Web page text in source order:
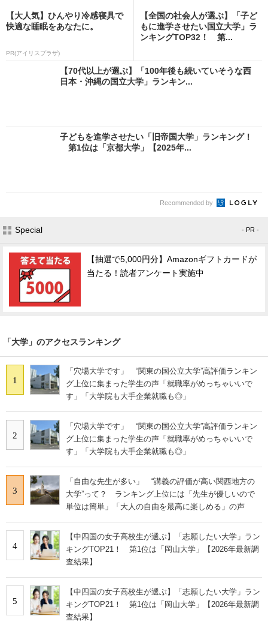
【大人気】ひんやり冷感寝具で
快適な睡眠をあなたに。
PR(アイリスプラザ)
【全国の社会人が選ぶ】「子ど
もに進学させたい国立大学」ラ
ンキングTOP32！ 第...
【70代以上が選ぶ】「100年後も続いていそうな西
日本・沖縄の国立大学」ランキン...
子どもを進学させたい「旧帝国大学」ランキング！
第1位は「京都大学」【2025年...
Recommended by
Special - PR -
【抽選で5,000円分】Amazonギフトカードが
当たる！読者アンケート実施中
「大学」のアクセスランキング
1
「穴場大学です」 “関東の国公立大学”高評価ランキン
グ上位に集まった学生の声「就職率がめっちゃいいで
す」「大学院も大手企業就職も◎」
2
「穴場大学です」 “関東の国公立大学”高評価ランキン
グ上位に集まった学生の声「就職率がめっちゃいいで
す」「大学院も大手企業就職も◎」
3
「自由な先生が多い」 “講義の評価が高い関西地方の
大学”って？ ランキング上位には「先生が優しいので
単位は簡単」「大人の自由を最高に楽しめる」の声
4
【中四国の女子高校生が選ぶ】「志願したい大学」ラン
キングTOP21！ 第1位は「岡山大学」【2026年最新調
査結果】
5
【中四国の女子高校生が選ぶ】「志願したい大学」ラン
キングTOP21！ 第1位は「岡山大学」【2026年最新調
査結果】